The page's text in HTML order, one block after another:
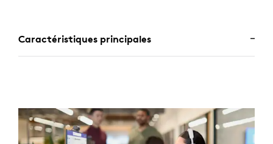
Caractéristiques principales